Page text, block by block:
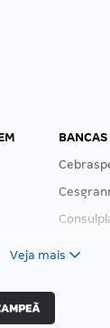
BANCAS
Veja mais